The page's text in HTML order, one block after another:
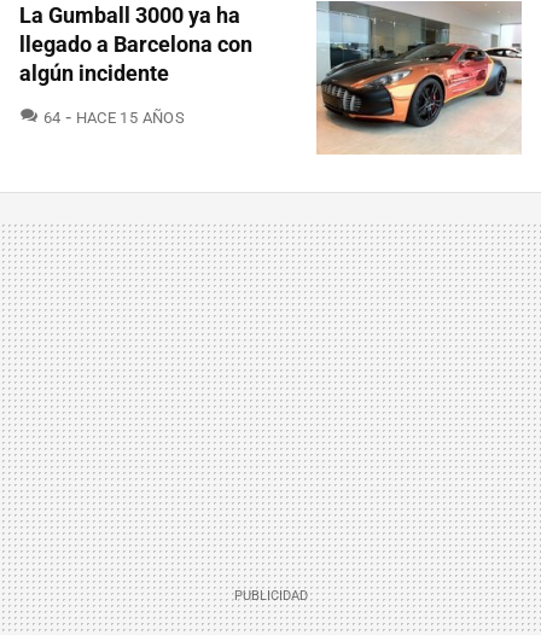
La Gumball 3000 ya ha
llegado a Barcelona con
algún incidente
64 COMENTARIOS
HACE 15 AÑOS